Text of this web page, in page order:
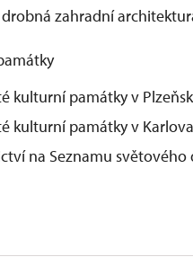
zahradní
kulturní památky v
kulturní památky v
na Seznamu světového